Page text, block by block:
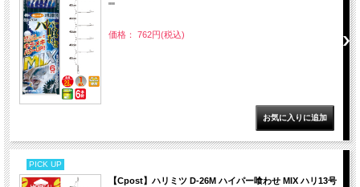
""
価格： 762円(税込)
PICK UP
【Cpost】ハリミツ D-26M ハイパー喰わせ MIX ハリ13号